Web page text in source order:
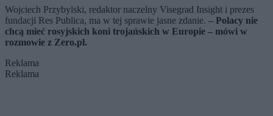
Wojciech Przybylski, redaktor naczelny Visegrad Insight i prezes
fundacji Res Publica, ma w tej sprawie jasne zdanie. – Polacy nie
chcą mieć rosyjskich koni trojańskich w Europie – mówi w
rozmowie z Zero.pl.
Reklama
Reklama